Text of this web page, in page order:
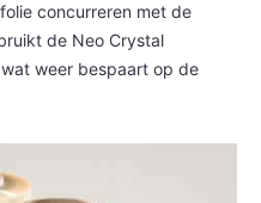
concurreren met de
de Neo Crystal
weer bespaart op de